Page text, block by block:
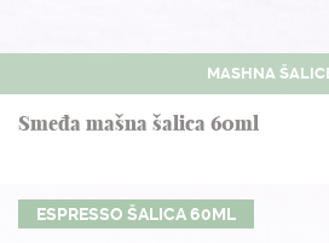
MASHNA
Smeđa mašna šalica 60ml
ESPRESSO ŠALICA 60ML